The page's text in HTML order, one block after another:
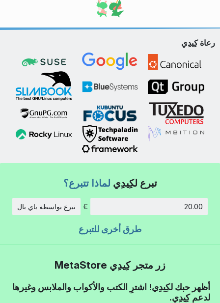
رعاة كِيدِي
تبرع لكِيدِي لماذا تتبرع؟
€ تبرع بواسطة باي بال
طرق أخرى للتبرع
زر متجر كِيدِي MetaStore
أظهر حبك لكِيدِي! اشترِ الكتب والأكواب والملابس وغيرها
لدعم كِيدِي.